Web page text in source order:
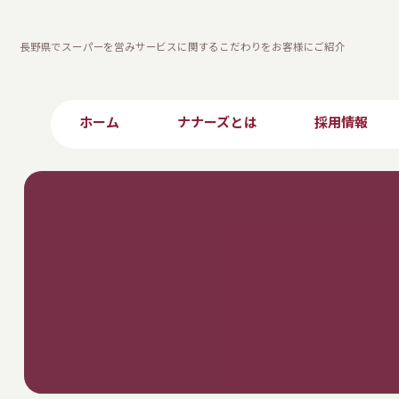
長野県でスーパーを営みサービスに関するこだわりをお客様にご紹介
ホーム ナナーズとは 採用情報